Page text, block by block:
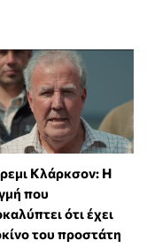
Κλάρκσον: Η
που
ότι έχει
του προστάτη